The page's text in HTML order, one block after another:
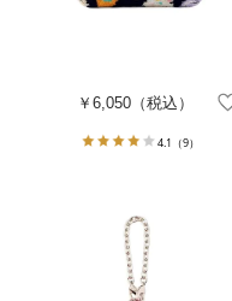
￥6,050 （税込）
4.1 （9）